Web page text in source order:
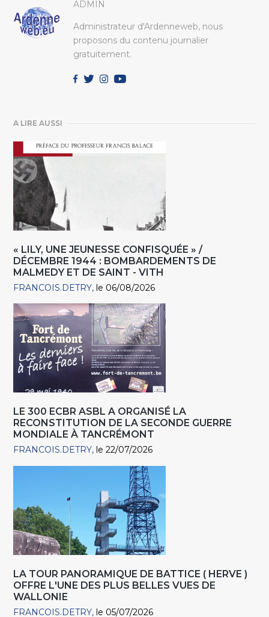
ADMIN
Administrateur d'Ardenneweb, nous
proposons du contenu journalier
gratuitement.
A LIRE AUSSI
« LILY, UNE JEUNESSE CONFISQUÉE » /
DÉCEMBRE 1944 : BOMBARDEMENTS DE
MALMEDY ET DE SAINT - VITH
FRANCOIS.DETRY le 06/08/2026
LE 300 ECBR ASBL A ORGANISÉ LA
RECONSTITUTION DE LA SECONDE GUERRE
MONDIALE À TANCRÉMONT
FRANCOIS.DETRY le 22/07/2026
LA TOUR PANORAMIQUE DE BATTICE ( HERVE )
OFFRE L'UNE DES PLUS BELLES VUES DE
WALLONIE
FRANCOIS.DETRY le 05/07/2026